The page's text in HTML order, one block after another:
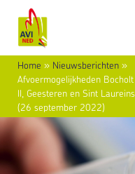
Home » Nieuwsberichten »
Afvoermogelijkheden Bocholt
II, Geesteren en Sint Laureins
(26 september 2022)